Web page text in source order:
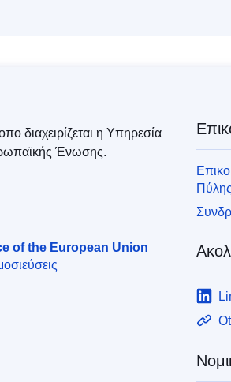
of the European Union
διαχειρίζεται η Υπηρεσία
Ένωσης.